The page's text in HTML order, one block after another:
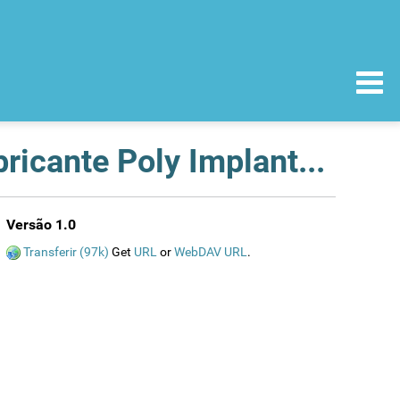
Implantes mamários de silicone pré-cheios do fabricante Poly Implant Prothese - atualização de informação
Versão 1.0
Transferir (97k) Get URL orWebDAV URL .